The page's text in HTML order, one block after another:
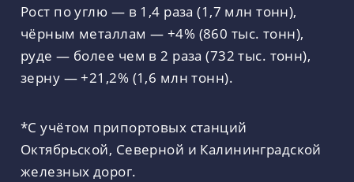
Рост по углю — в 1,4 раза (1,7 млн тонн),
чёрным металлам — +4% (860 тыс. тонн),
руде — более чем в 2 раза (732 тыс. тонн),
зерну — +21,2% (1,6 млн тонн).
*С учётом припортовых станций
Октябрьской, Северной и Калининградской
железных дорог.